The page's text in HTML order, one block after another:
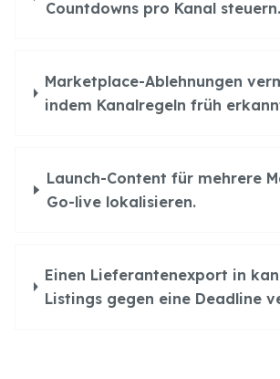
Countdowns pro Kanal steuern.
Marketplace-Ablehnungen
indem Kanalregeln früh
Launch-Content für mehrere
Go-live lokalisieren.
Einen Lieferantenexport in
Listings gegen eine Deadline